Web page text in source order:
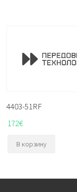
4403-51RF
172€
В корзину